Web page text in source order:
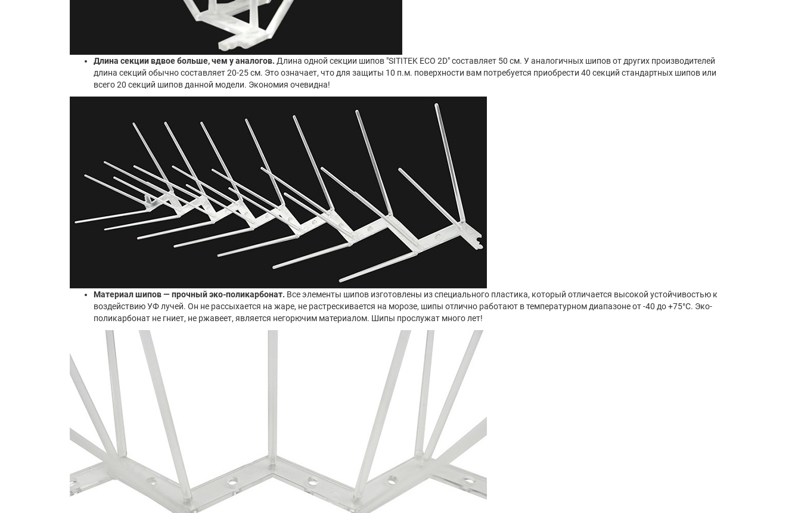
Длина секции вдвое больше, чем у аналогов. Длина одной секции шипов "SITITEK ECO 2D" составляет 50 см. У аналогичных шипов от других производителей
длина секций обычно составляет 20-25 см. Это означает, что для защиты 10 п.м. поверхности вам потребуется приобрести 40 секций стандартных шипов или
всего 20 секций шипов данной модели. Экономия очевидна!
Материал шипов — прочный эко-поликарбонат. Все элементы шипов изготовлены из специального пластика, который отличается высокой устойчивостью к
воздействию УФ лучей. Он не рассыхается на жаре, не растрескивается на морозе, шипы отлично работают в температурном диапазоне от -40 до +75°С. Эко-
поликарбонат не гниет, не ржавеет, является негорючим материалом. Шипы прослужат много лет!